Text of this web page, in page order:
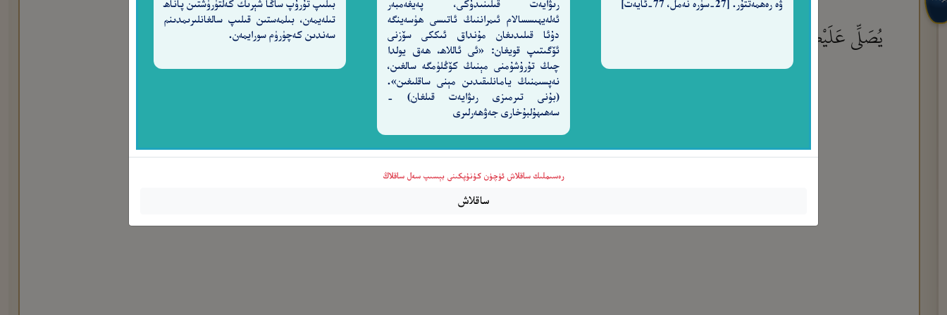
ۋە رەھمەتتۇر. [27-سۈرە نەمل، 77-ئايەت]
رىۋايەت قىلىنىدۇكى، پەيغەمبەر
ئەلەيھىسسالام ئىمراننىڭ ئاتىسى ھۈسەينگە
دۇئا قىلىدىغان مۇنداق ئىككى سۆزنى
ئۆگىتىپ قويغان: «ئى ئاللاھ، ھەق يولدا
چىڭ تۇرۇشۇمنى مېنىڭ كۆڭلۈمگە سالغىن،
نەپسىمنىڭ يامانلىقىدىن مېنى ساقلىغىن».
(بۇنى تىرمىزى رىۋايەت قىلغان) -
سەھىھۇلبۇخارى جەۋھەرلىرى
بىلىپ تۇرۇپ ساڭا شېرىك كەلتۈرۈشتىن پاناھ
تىلەيمەن، بىلمەستىن قىلىپ سالغانلىرىمدىنم
سەندىن كەچۈرۈم سورايمەن.
رەسىملىك ساقلاش ئۈچۈن كۇنۇپكىنى بېسىپ سەل ساقلاڭ
ساقلاش
يُصَلِّى عَلَيْكُمْ وَمَلَـٰٓئِكَتُهُۥ لِيُخْرِجَكُم مِّنَ ٱلظُّلُمَـٰتِ إِلَى ٱلنُّورِ ۚ وَكَانَ بِٱلْمُؤْمِنِينَ رَحِيمًا
٤٣